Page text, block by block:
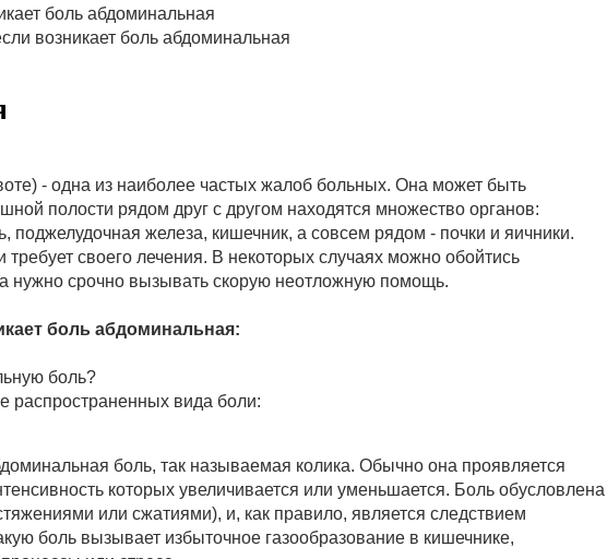
боль абдоминальная
возникает боль абдоминальная
- одна из наиболее частых жалоб больных. Она может быть
полости рядом друг с другом находятся множество органов:
поджелудочная железа, кишечник, а совсем рядом - почки и яичники.
своего лечения. В некоторых случаях можно обойтись
нужно срочно вызывать скорую неотложную помощь.
боль абдоминальная:
боль?
распространенных вида боли:
боль, так называемая колика. Обычно она проявляется
которых увеличивается или уменьшается. Боль обусловлена
или сжатиями), и, как правило, является следствием
боль вызывает избыточное газообразование в кишечнике,